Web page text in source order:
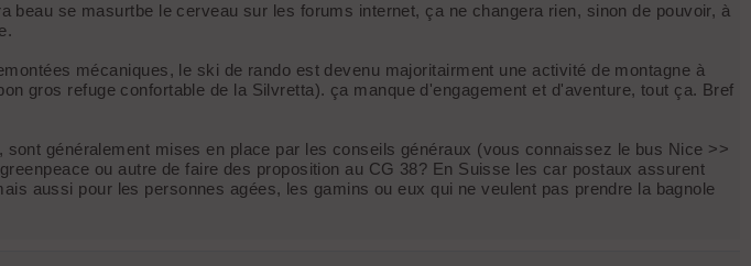
se masurtbe le cerveau sur les forums internet, ça ne changera rien, sinon de pouvoir, à
mécaniques, le ski de rando est devenu majoritairment une activité de montagne à
gros refuge confortable de la Silvretta). ça manque d'engagement et d'aventure, tout ça. Bref
généralement mises en place par les conseils généraux (vous connaissez le bus Nice >>
ou autre de faire des proposition au CG 38? En Suisse les car postaux assurent
aussi pour les personnes agées, les gamins ou eux qui ne veulent pas prendre la bagnole